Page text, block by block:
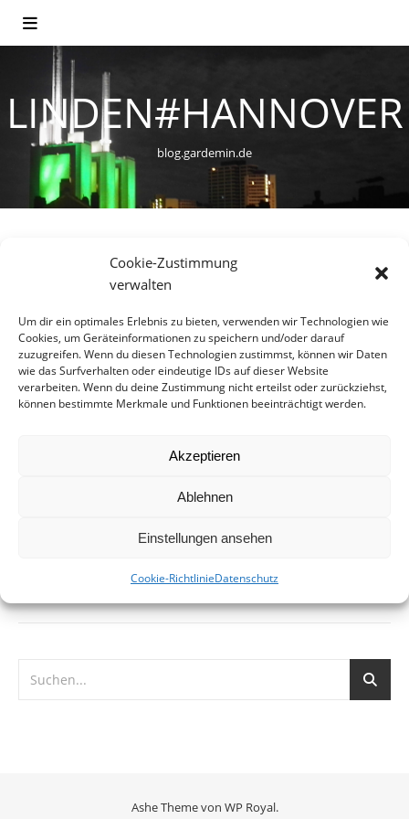
Cookie-Zustimmung
verwalten
Um dir ein optimales Erlebnis zu bieten, verwenden wir Technologien wie
Cookies, um Geräteinformationen zu speichern und/oder darauf
zuzugreifen. Wenn du diesen Technologien zustimmst, können wir Daten
wie das Surfverhalten oder eindeutige IDs auf dieser Website
verarbeiten. Wenn du deine Zustimmung nicht erteilst oder zurückziehst,
können bestimmte Merkmale und Funktionen beeinträchtigt werden.
Akzeptieren
Ablehnen
Einstellungen ansehen
Cookie-RichtlinieDatenschutz
LINDEN#HANNOVER
blog.gardemin.de
VERKEHR
17. Februar 2014
Fahrräder warten auf ihren Einsatz, Linden-Nord,
Hannover Die grünste Großstadt Deutschlands hat das
Norddeutschlands zu werden. Der Anstieg der
WEITERLESEN
Ashe Theme von WP Royal.